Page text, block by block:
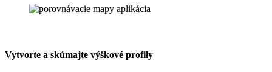
Vytvorte a skúmajte výškové profily